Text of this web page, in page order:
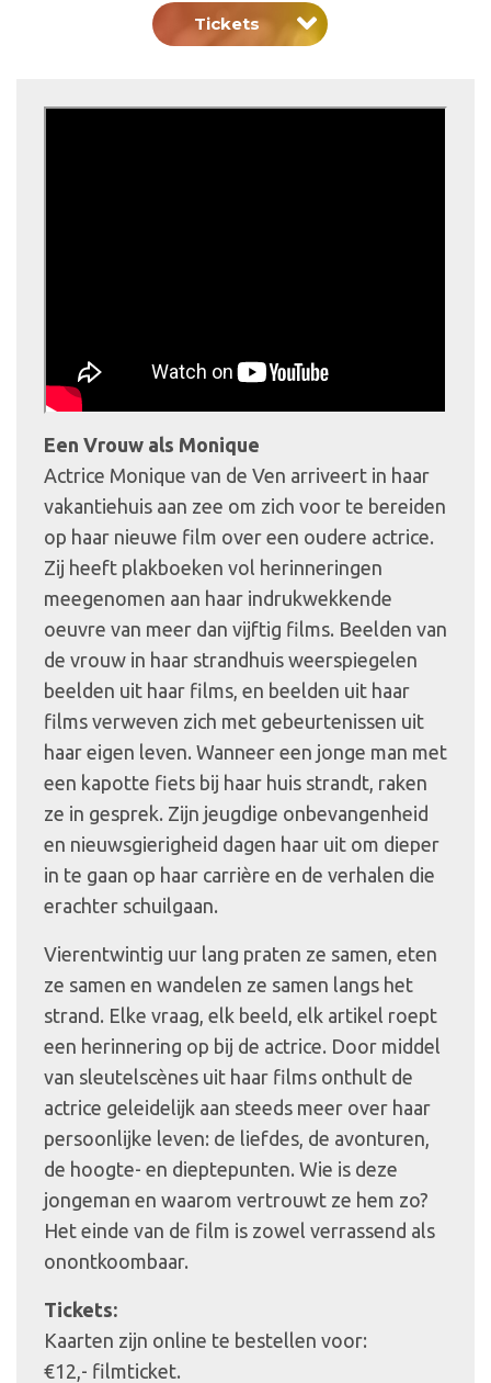
Tickets
Een Vrouw als Monique
Actrice Monique van de Ven arriveert in haar
vakantiehuis aan zee om zich voor te bereiden
op haar nieuwe film over een oudere actrice.
Zij heeft plakboeken vol herinneringen
meegenomen aan haar indrukwekkende
oeuvre van meer dan vijftig films. Beelden van
de vrouw in haar strandhuis weerspiegelen
beelden uit haar films, en beelden uit haar
films verweven zich met gebeurtenissen uit
haar eigen leven. Wanneer een jonge man met
een kapotte fiets bij haar huis strandt, raken
ze in gesprek. Zijn jeugdige onbevangenheid
en nieuwsgierigheid dagen haar uit om dieper
in te gaan op haar carrière en de verhalen die
erachter schuilgaan.
Vierentwintig uur lang praten ze samen, eten
ze samen en wandelen ze samen langs het
strand. Elke vraag, elk beeld, elk artikel roept
een herinnering op bij de actrice. Door middel
van sleutelscènes uit haar films onthult de
actrice geleidelijk aan steeds meer over haar
persoonlijke leven: de liefdes, de avonturen,
de hoogte- en dieptepunten. Wie is deze
jongeman en waarom vertrouwt ze hem zo?
Het einde van de film is zowel verrassend als
onontkoombaar.
Tickets:
Kaarten zijn online te bestellen voor:
€12,- filmticket.